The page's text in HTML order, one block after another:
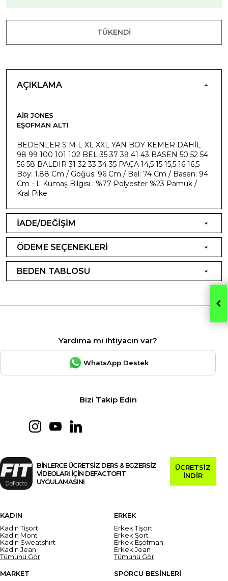
TÜKENDI
AÇIKLAMA
AIR JONES
EŞOFMAN ALTI
BEDENLER S M L XL XXL YAN BOY KEMER DAHİL
98 99 100 101 102 BEL 35 37 39 41 43 BASEN 50 52 54
56 58 BALDIR 31 32 33 34 35 PAÇA 14,5 15 15,5 16 16,5
Boy: 1.88 Cm / Göğüs: 96 Cm / Bel: 74 Cm / Basen: 94
Cm - L Kumaş Bilgisi : %77 Polyester %23 Pamuk /
Kral Pike
İADE/DEĞİŞİM
ÖDEME SEÇENEKLERİ
BEDEN TABLOSU
Yardıma mı ihtiyacın var?
WhatsApp Destek
Bizi Takip Edin
BİNLERCE ÜCRETSİZ DERS & EGZERSİZ
VİDEOLARI İÇİN DEFACTOFIT
UYGULAMASINI
ÜCRETSİZ
İNDİR
KADIN
Kadın Tişört
Kadın Mont
Kadın Sweatshirt
Kadın Jean
Tümünü Gör
ERKEK
Erkek Tişört
Erkek Şort
Erkek Eşofman
Erkek Jean
Tümünü Gör
MARKET
SPORCU BESİNLERİ